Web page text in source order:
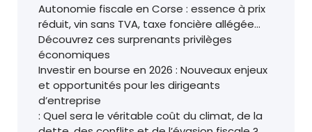
Autonomie fiscale en Corse : essence à prix
réduit, vin sans TVA, taxe foncière allégée…
Découvrez ces surprenants privilèges
économiques
Investir en bourse en 2026 : Nouveaux enjeux
et opportunités pour les dirigeants
d’entreprise
: Quel sera le véritable coût du climat, de la